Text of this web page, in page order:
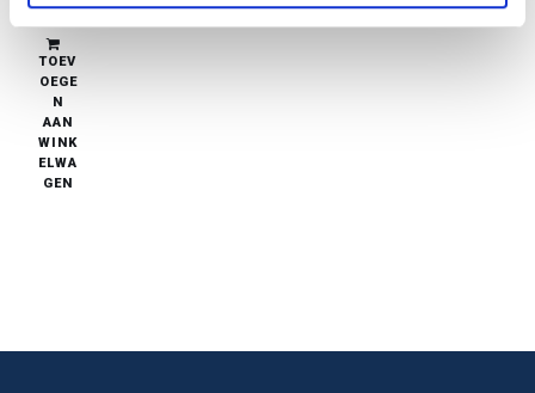
in stock
TOEV
OEGE
N
AAN
WINK
ELWA
GEN